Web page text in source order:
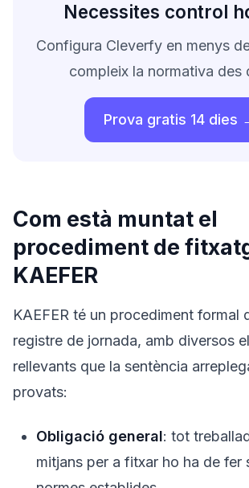
Necessites control
Configura Cleverfy en menys
compleix la normativa des
Prova gratis 14 dies
Com està muntat el
procediment de
KAEFER
KAEFER té un procediment formal
registre de jornada, amb diversos
rellevants que la sentència
provats:
Obligació general: tot
mitjans per a fitxar ho ha de fer